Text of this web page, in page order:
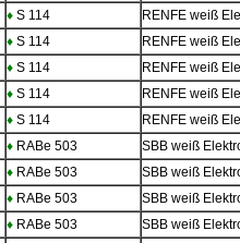
♦ S 114 RENFE weiß
♦ S 114 RENFE weiß
♦ S 114 RENFE weiß
♦ S 114 RENFE weiß
♦ S 114 RENFE weiß
♦ RABe 503 SBB weiß
♦ RABe 503 SBB weiß
♦ RABe 503 SBB weiß
♦ RABe 503 SBB weiß